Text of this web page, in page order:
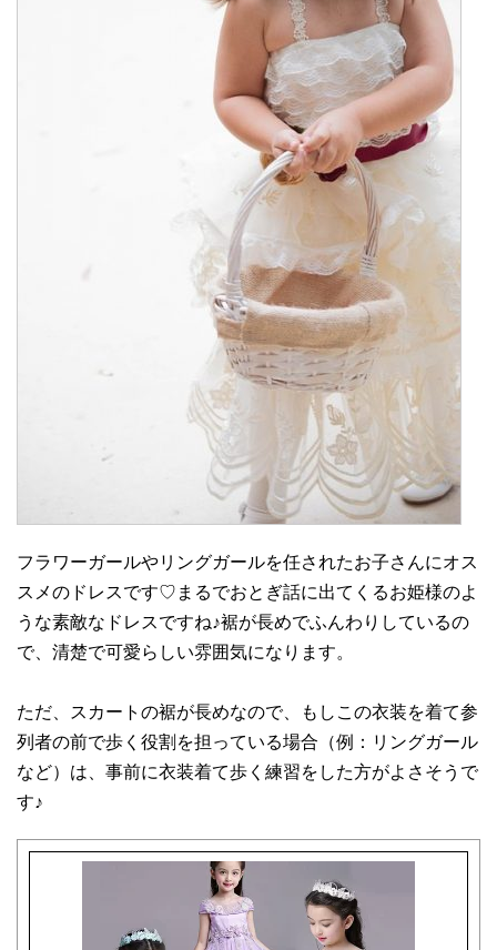
フラワーガールやリングガールを任されたお子さんにオス
スメのドレスです♡まるでおとぎ話に出てくるお姫様のよ
うな素敵なドレスですね♪裾が長めでふんわりしているの
で、清楚で可愛らしい雰囲気になります。
ただ、スカートの裾が長めなので、もしこの衣装を着て参
列者の前で歩く役割を担っている場合（例：リングガール
など）は、事前に衣装着て歩く練習をした方がよさそうで
す♪